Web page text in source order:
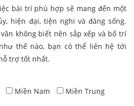
bài trí phù hợp sẽ mang đến một
hiện đại, tiện nghi và đáng sống.
không biết nên sắp xếp và bố trí
thế nào, bạn có thể liên hệ tới
trợ tốt nhất.
Miền Nam Miền Trung